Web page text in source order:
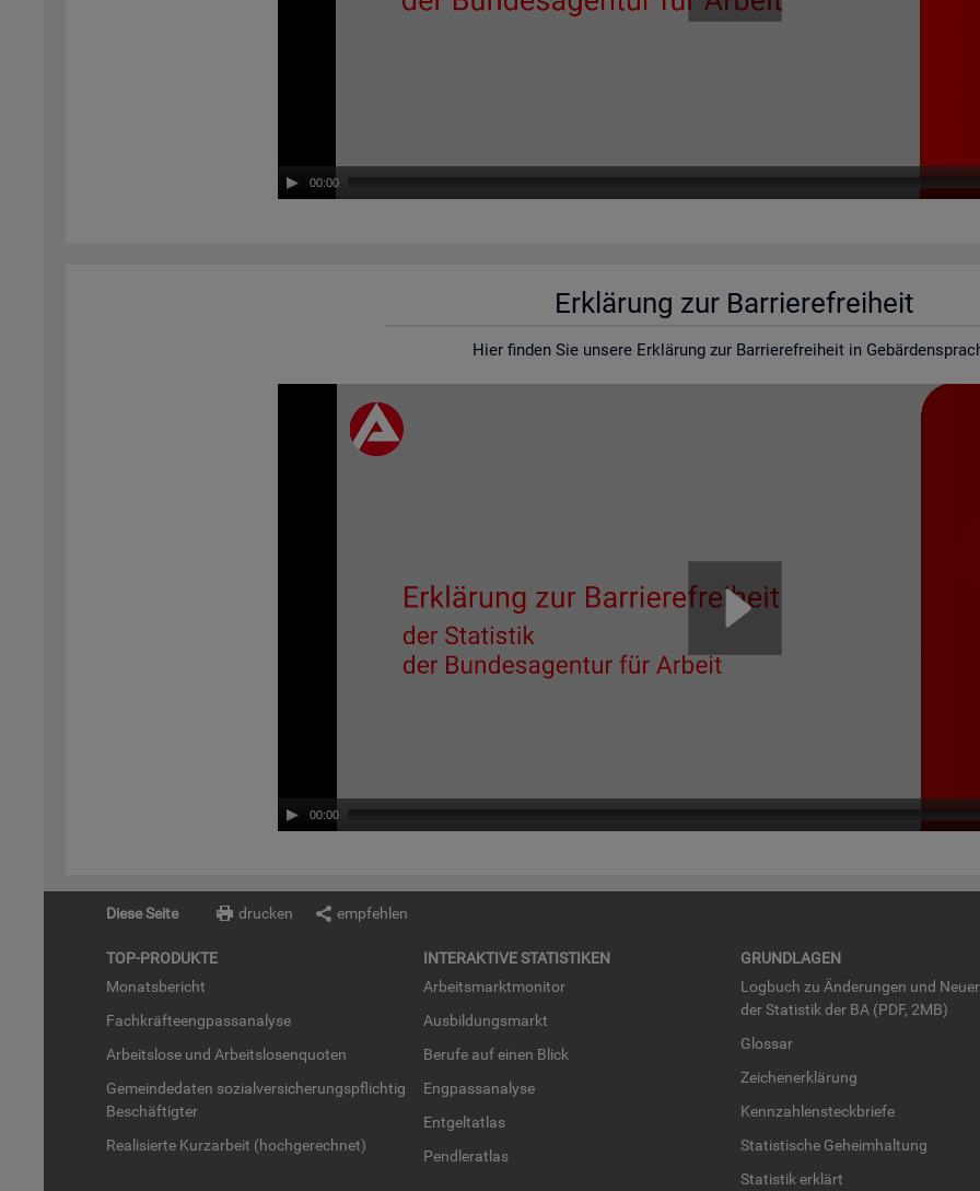
00:00
Er­klä­rung zur Bar­rie­re­frei­heit
Hier fin­den Sie un­se­re Er­klä­rung zur Bar­rie­re­frei­heit in
00:00
Diese Seite drucken empfehlen
TOP-PRO­DUK­TE
Mo­nats­be­richt
Fach­kräf­te­eng­pass­ana­ly­se
Ar­beits­lo­se und Ar­beits­lo­sen­quo­ten
Ge­mein­de­da­ten so­zi­al­ver­si­che­rungs­pflich­tig
Be­schäf­tig­ter
Rea­li­sier­te Kurz­ar­beit (hoch­ge­rech­net)
IN­TER­AK­TI­VE STA­TIS­TI­KEN
Ar­beits­markt­mo­ni­tor
Aus­bil­dungs­markt
Be­ru­fe auf einen Blick
Eng­pass­ana­ly­se
Ent­gel­t­at­las
Pend­ler­at­las
GRUND­LA­GEN
Log­buch zu Än­de­run­gen und
der Sta­tis­tik der BA (PDF, 2MB)
Glos­sar
Zei­chen­er­klä­rung
Kenn­zah­len­steck­brie­fe
Sta­tis­ti­sche Ge­heim­hal­tung
Sta­tis­tik er­klärt